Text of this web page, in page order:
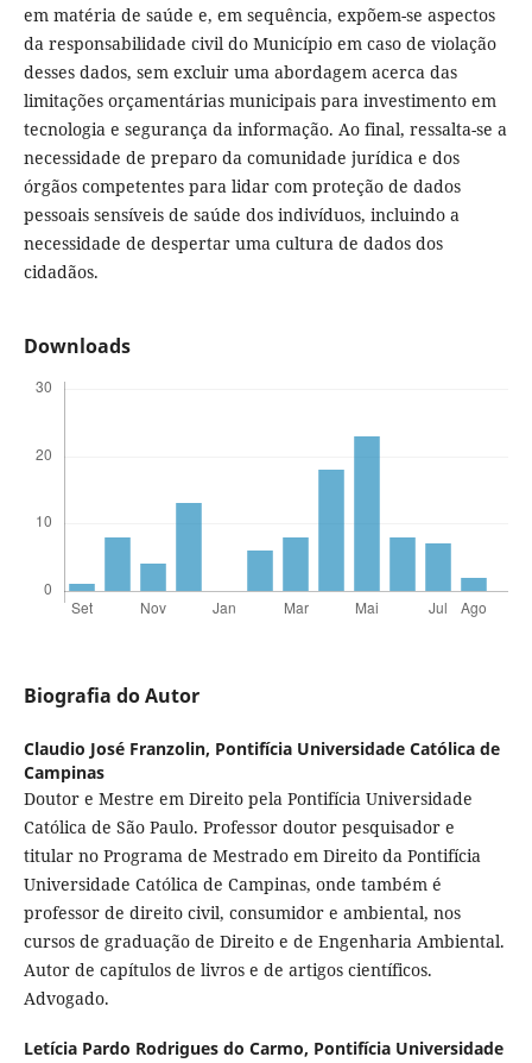
em matéria de saúde e, em sequência, expõem-se aspectos
da responsabilidade civil do Município em caso de violação
desses dados, sem excluir uma abordagem acerca das
limitações orçamentárias municipais para investimento em
tecnologia e segurança da informação. Ao final, ressalta-se a
necessidade de preparo da comunidade jurídica e dos
órgãos competentes para lidar com proteção de dados
pessoais sensíveis de saúde dos indivíduos, incluindo a
necessidade de despertar uma cultura de dados dos
cidadãos.
Downloads
Biografia do Autor
Claudio José Franzolin, Pontifícia Universidade Católica de
Campinas
Doutor e Mestre em Direito pela Pontifícia Universidade
Católica de São Paulo. Professor doutor pesquisador e
titular no Programa de Mestrado em Direito da Pontifícia
Universidade Católica de Campinas, onde também é
professor de direito civil, consumidor e ambiental, nos
cursos de graduação de Direito e de Engenharia Ambiental.
Autor de capítulos de livros e de artigos científicos.
Advogado.
Letícia Pardo Rodrigues do Carmo, Pontifícia Universidade